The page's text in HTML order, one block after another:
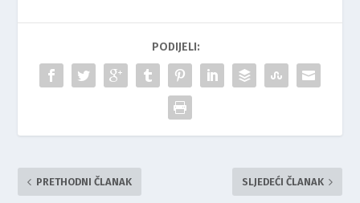
PODIJELI:
PRETHODNI ČLANAK SLJEDEĆI ČLANAK